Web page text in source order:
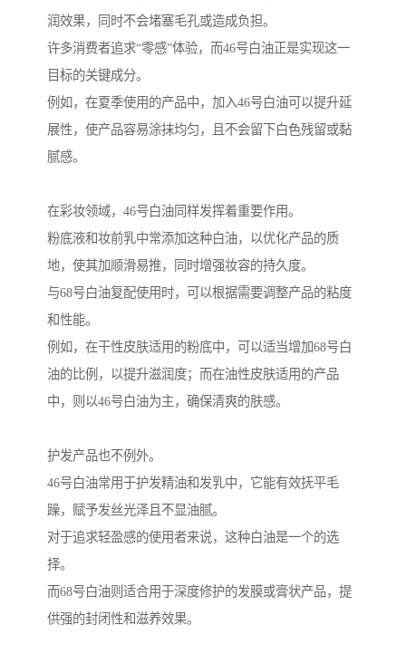
润效果，同时不会堵塞毛孔或造成负担。
许多消费者追求“零感”体验，而46号白油正是实现这一
目标的关键成分。
例如，在夏季使用的产品中，加入46号白油可以提升延
展性，使产品容易涂抹均匀，且不会留下白色残留或黏
腻感。
在彩妆领域，46号白油同样发挥着重要作用。
粉底液和妆前乳中常添加这种白油，以优化产品的质
地，使其加顺滑易推，同时增强妆容的持久度。
与68号白油复配使用时，可以根据需要调整产品的粘度
和性能。
例如，在干性皮肤适用的粉底中，可以适当增加68号白
油的比例，以提升滋润度；而在油性皮肤适用的产品
中，则以46号白油为主，确保清爽的肤感。
护发产品也不例外。
46号白油常用于护发精油和发乳中，它能有效抚平毛
躁，赋予发丝光泽且不显油腻。
对于追求轻盈感的使用者来说，这种白油是一个的选
择。
而68号白油则适合用于深度修护的发膜或膏状产品，提
供强的封闭性和滋养效果。